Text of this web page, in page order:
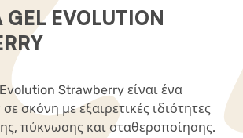
GEL EVOLUTION
Strawberry είναι ένα
σκόνη με εξαιρετικές ιδιότητες
πύκνωσης και σταθεροποίησης.